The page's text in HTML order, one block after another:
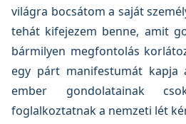
világra bocsátom a saját
tehát kifejezem benne, amit
bármilyen megfontolás
egy párt manifestumát kapja
ember gondolatainak
foglalkoztatnak a nemzeti lét